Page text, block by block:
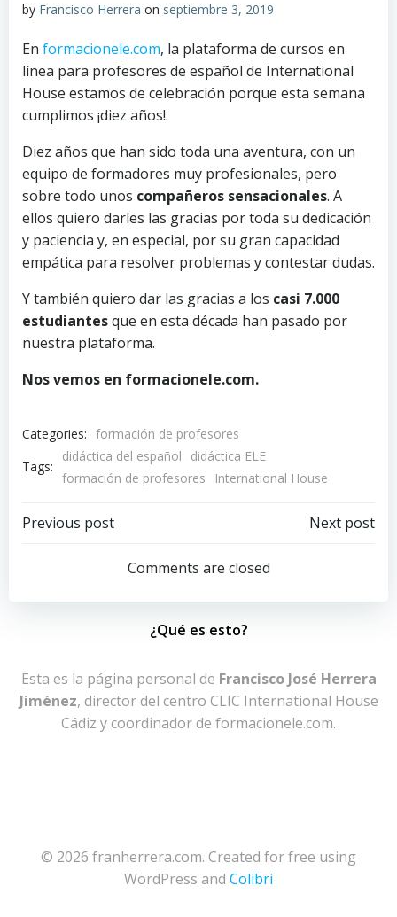
by Francisco Herrera on septiembre 3, 2019
En formacionele.com, la plataforma de cursos en
línea para profesores de español de International
House estamos de celebración porque esta semana
cumplimos ¡diez años!.
Diez años que han sido toda una aventura, con un
equipo de formadores muy profesionales, pero
sobre todo unos compañeros sensacionales. A
ellos quiero darles las gracias por toda su dedicación
y paciencia y, en especial, por su gran capacidad
empática para resolver problemas y contestar dudas.
Y también quiero dar las gracias a los casi 7.000
estudiantesque en esta década han pasado por
nuestra plataforma.
Nos vemos en formacionele.com.
Categories: formación de profesores
Tags:
didáctica del español
didáctica ELE
formación de profesores
International House
Navegación
las
entradas
Previous post
Navegación
por
las
entradas
Next post
Comments are closed
¿Qué es esto?
Esta es la página personal de Francisco José Herrera
Jiménez, director del centro CLIC International House
Cádiz y coordinador de formacionele.com.
© 2026 franherrera.com. Created for free using
WordPress and Colibri